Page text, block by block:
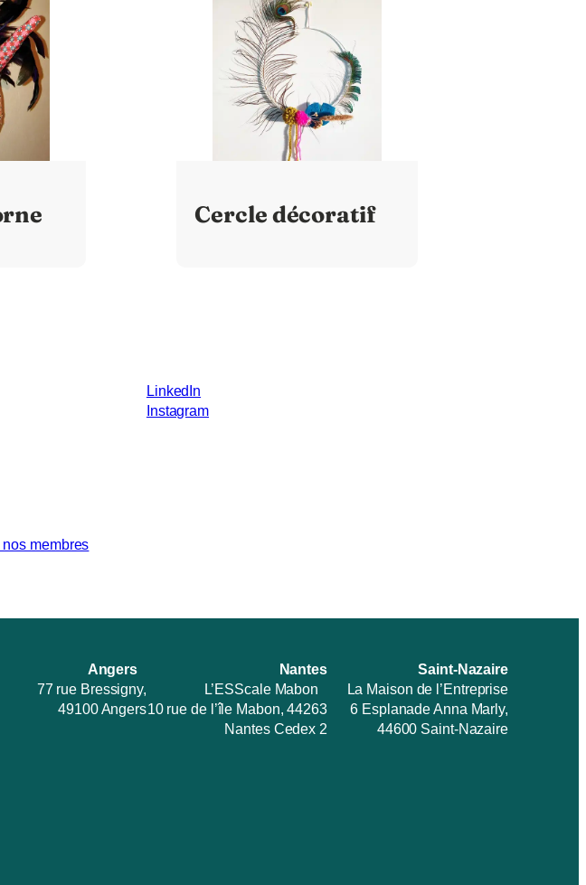
Cercle décoratif
LinkedIn
Instagram
membres
Angers
77 rue Bressigny,
49100 Angers
Nantes
L’ESScale Mabon
10 rue de l’île Mabon, 44263
Nantes Cedex 2
Saint-Nazaire
La Maison de l’Entreprise
6 Esplanade Anna Marly,
44600 Saint-Nazaire